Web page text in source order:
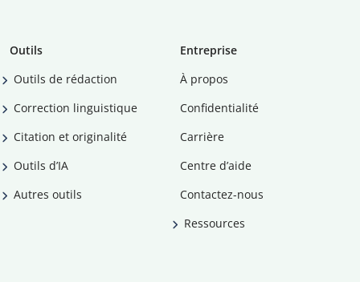
Outils
Outils de rédaction
Correction linguistique
Citation et originalité
Outils d’IA
Autres outils
Entreprise
À propos
Confidentialité
Carrière
Centre d’aide
Contactez-nous
Ressources